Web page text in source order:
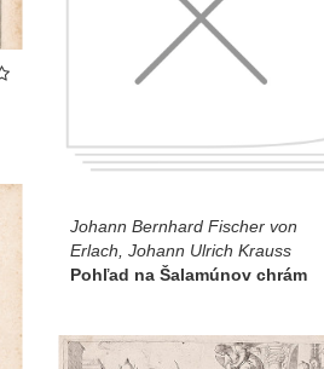
Johann Bernhard Fischer von
Erlach, Johann Ulrich Krauss
Pohľad na Šalamúnov chrám